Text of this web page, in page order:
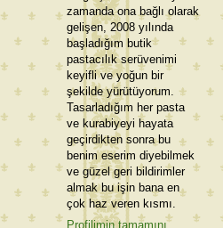
zamanda ona bağlı olarak
gelişen, 2008 yılında
başladığım butik
pastacılık serüvenimi
keyifli ve yoğun bir
şekilde yürütüyorum.
Tasarladığım her pasta
ve kurabiyeyi hayata
geçirdikten sonra bu
benim eserim diyebilmek
ve güzel geri bildirimler
almak bu işin bana en
çok haz veren kısmı.
Profilimin tamamını